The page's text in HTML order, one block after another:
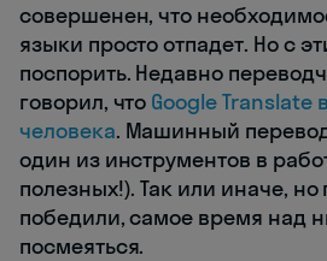
совершенен, что
языки просто отпадет. Но с
поспорить. Недавно
говорил, что Google Translate
человека. Машинный
один из инструментов в
полезных!). Так или иначе,
победили, самое время над
посмеяться.